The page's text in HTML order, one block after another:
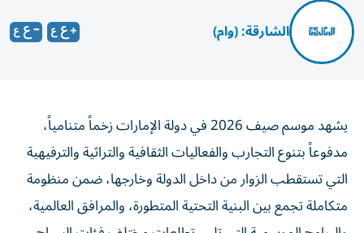
الشارقة: (وام)
يشهد موسم صيف 2026 في دولة الإمارات زخماً متنامياً،
مدفوعاً بتنوع التجارب والفعاليات الثقافية والتراثية والترفيهية
التي تستقطب الزوار من داخل الدولة وخارجها، ضمن منظومة
متكاملة تجمع بين البنية التحتية المتطورة، والمرافق العالمية،
والبرامج الموسمية التي تلبي تطلعات مختلف فئات السياح.